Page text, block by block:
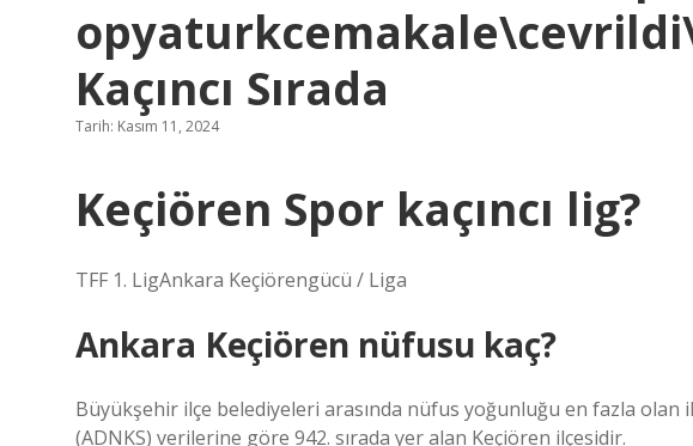
Kaçıncı Sırada
Tarih: Kasım 11, 2024
Keçiören Spor kaçıncı lig?
TFF 1. LigAnkara Keçiörengücü / Liga
Ankara Keçiören nüfusu kaç?
Büyükşehir ilçe belediyeleri arasında nüfus yoğunluğu en fazla olan
(ADNKS) verilerine göre 942. sırada yer alan Keçiören ilçesidir.